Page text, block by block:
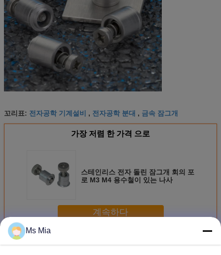
꼬리표: 전자공학 기계설비 , 전자공학 분대 , 금속 잠그개
가장 저렴 한 가격 으로
스테인리스 전자 돌린 잠그개 회의 포
로 M3 M4 용수철이 있는 나사
계속하다
더 많은 것
Ms Mia